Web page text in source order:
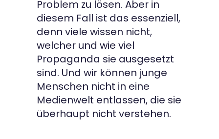
Problem zu lösen. Aber in
diesem Fall ist das essenziell,
denn viele wissen nicht,
welcher und wie viel
Propaganda sie ausgesetzt
sind. Und wir können junge
Menschen nicht in eine
Medienwelt entlassen, die sie
überhaupt nicht verstehen.